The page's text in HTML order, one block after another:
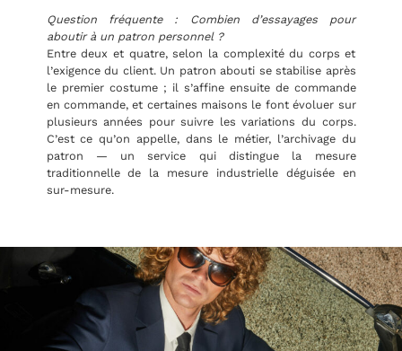
Question fréquente : Combien d’essayages pour
aboutir à un patron personnel ?
Entre deux et quatre, selon la complexité du corps et
l’exigence du client. Un patron abouti se stabilise après
le premier costume ; il s’affine ensuite de commande
en commande, et certaines maisons le font évoluer sur
plusieurs années pour suivre les variations du corps.
C’est ce qu’on appelle, dans le métier, l’archivage du
patron — un service qui distingue la mesure
traditionnelle de la mesure industrielle déguisée en
sur-mesure.